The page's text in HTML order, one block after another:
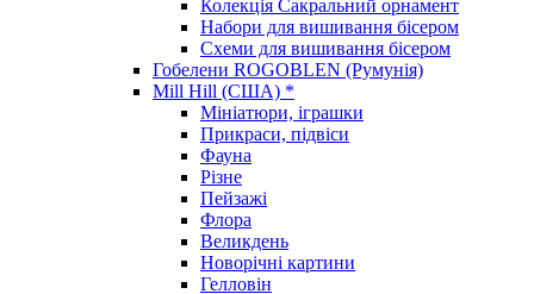
Колекція Сакральний орнамент
Набори для вишивання бісером
Схеми для вишивання бісером
Гобелени ROGOBLEN (Румунія)
Mill Hill (США) *
Мініатюри, іграшки
Прикраси, підвіси
Фауна
Різне
Пейзажі
Флора
Великдень
Новорічні картини
Гелловін